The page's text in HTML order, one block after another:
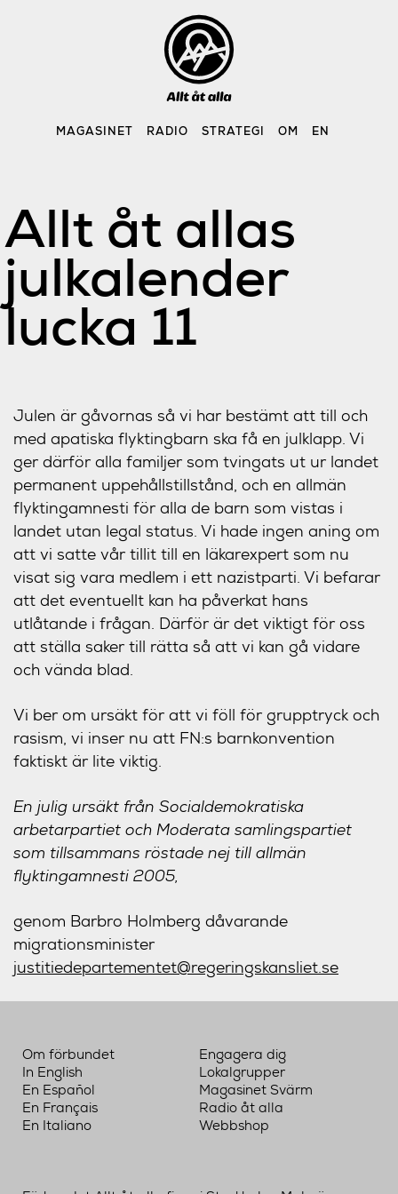
MAGASINET RADIO STRATEGI OM EN
Allt åt allas
julkalender
lucka 11
Julen är gåvornas så vi har bestämt att till och
med apatiska flyktingbarn ska få en julklapp. Vi
ger därför alla familjer som tvingats ut ur landet
permanent uppehållstillstånd, och en allmän
flyktingamnesti för alla de barn som vistas i
landet utan legal status. Vi hade ingen aning om
att vi satte vår tillit till en läkarexpert som nu
visat sig vara medlem i ett nazistparti. Vi befarar
att det eventuellt kan ha påverkat hans
utlåtande i frågan. Därför är det viktigt för oss
att ställa saker till rätta så att vi kan gå vidare
och vända blad.
Vi ber om ursäkt för att vi föll för grupptryck och
rasism, vi inser nu att FN:s barnkonvention
faktiskt är lite viktig.
En julig ursäkt från Socialdemokratiska
arbetarpartiet och Moderata samlingspartiet
som tillsammans röstade nej till allmän
flyktingamnesti 2005,
genom Barbro Holmberg dåvarande
migrationsminister
justitiedepartementet@regeringskansliet.se
Om förbundet
In English
En Español
En Français
En Italiano
Engagera dig
Lokalgrupper
Magasinet Svärm
Radio åt alla
Webbshop